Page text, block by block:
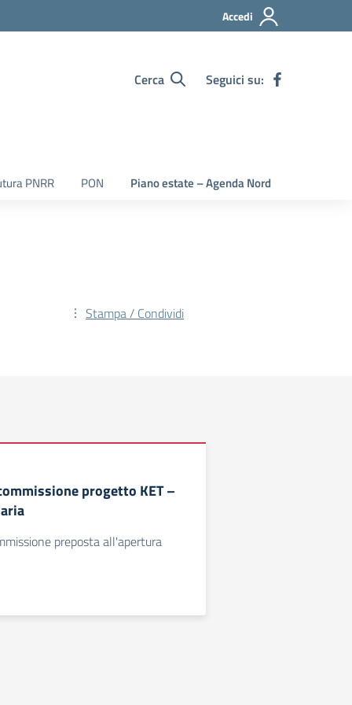
Accedi
Cerca Seguici su:
PNRR PON Piano estate – Agenda Nord
Stampa / Condividi
progetto KET –
preposta all'apertura